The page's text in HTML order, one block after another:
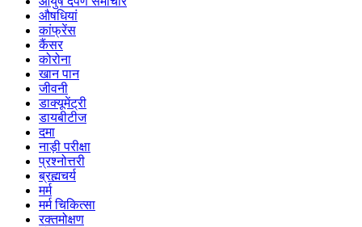
औषधियां
कांफ्रेंस
कैंसर
कोरोना
खान पान
जीवनी
डाक्यूमेंट्री
डायबीटीज
दमा
नाड़ी परीक्षा
प्रश्नोत्तरी
ब्रह्मचर्य
मर्म
मर्म चिकित्सा
रक्तमोक्षण